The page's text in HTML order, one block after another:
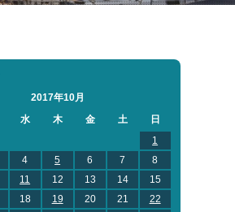
2017年10月
水 木 金 土
日
1
4 5 6 7
8
11 12 13 14
15
18 19 20 21
22